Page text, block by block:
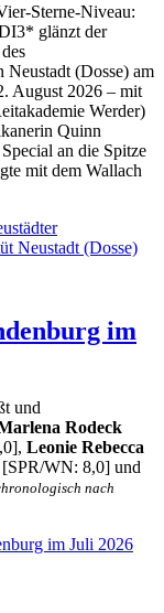
Sterne-Niveau:
glänzt der
Neustadt (Dosse) am
August 2026 – mit
Werder)
Quinn
an die Spitze
mit dem Wallach
Neustadt (Dosse)
im
und
Rodeck
Leonie Rebecca
[SPR/WN: 8,0] und
nach
im Juli 2026